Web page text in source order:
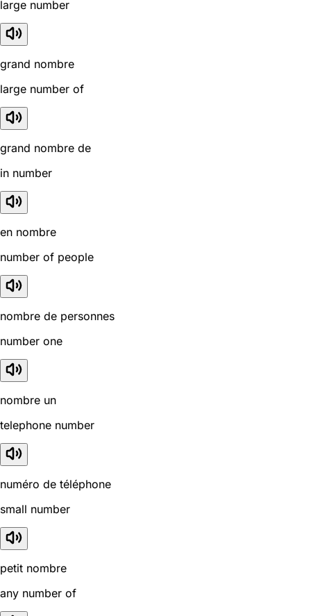
large number
grand nombre
large number of
grand nombre de
in number
en nombre
number of people
nombre de personnes
number one
nombre un
telephone number
numéro de téléphone
small number
petit nombre
any number of